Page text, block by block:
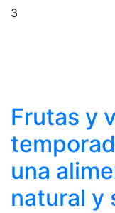
3
Frutas y
una
natural y